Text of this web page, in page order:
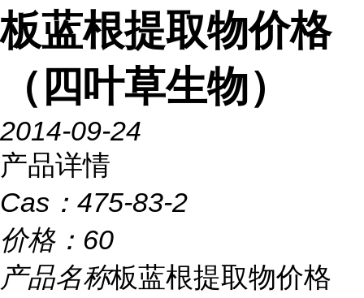
板蓝根提取物价格
（四叶草生物）
2014-09-24
产品详情
Cas： 475-83-2
价格： 60
产品名称板蓝根提取物价格